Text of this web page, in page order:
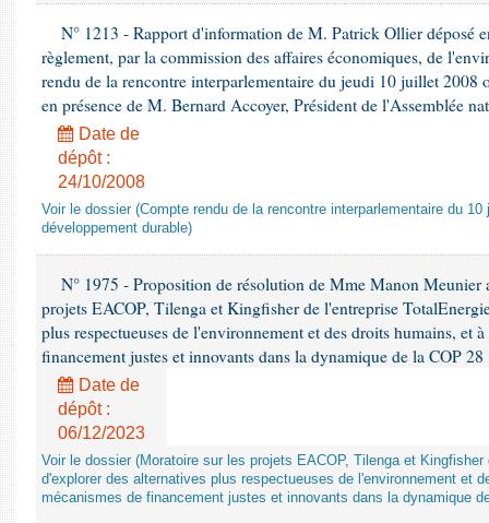
N° 1213 - Rapport d'information de M. Patrick Ollier déposé
règlement, par la commission des affaires économiques, de
rendu de la rencontre interparlementaire du jeudi 10 juillet 2008
en présence de M. Bernard Accoyer, Président de l'Assemblée
Date de
dépôt :
24/10/2008
Voir le dossier (Compte rendu de la rencontre interparlementaire du
développement durable)
N° 1975 - Proposition de résolution de Mme Manon Meunier
projets EACOP, Tilenga et Kingfisher de l'entreprise
plus respectueuses de l'environnement et des droits humains, et
financement justes et innovants dans la dynamique de la COP 28
Date de
dépôt :
06/12/2023
Voir le dossier (Moratoire sur les projets EACOP, Tilenga et
d'explorer des alternatives plus respectueuses de l'environnement et
mécanismes de financement justes et innovants dans la dynamique